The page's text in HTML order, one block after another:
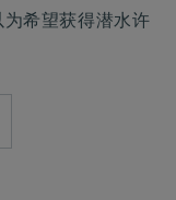
希望获得潜水许